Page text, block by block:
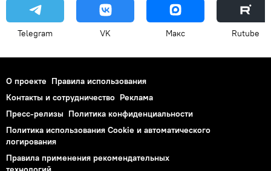
Telegram VK Макс Rutube
О проекте Правила использования
Контакты и сотрудничество Реклама
Пресс-релизы Политика конфиденциальности
Политика использования Cookie и автоматического
логирования
Правила применения рекомендательных